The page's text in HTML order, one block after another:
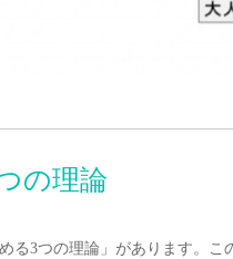
の理論
る3つの理論」があります。こ